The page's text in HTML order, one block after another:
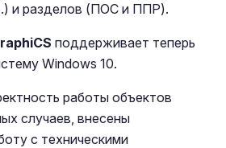
и разделов (ПОС и ППР).
поддерживает теперь
Windows 10.
работы объектов
случаев, внесены
с техническими